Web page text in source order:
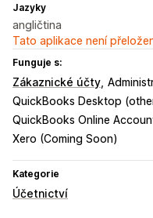
Jazyky
angličtina
Tato aplikace není
Funguje s:
Zákaznické účty
QuickBooks Desktop
QuickBooks Online
Xero (Coming Soon)
Kategorie
Účetnictví